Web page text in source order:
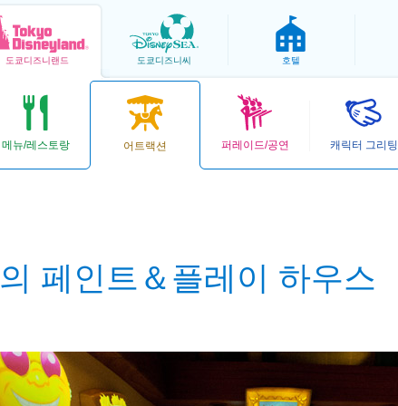
도쿄디즈니랜드 도쿄디즈니씨 호텔
메뉴/레스토랑 어트랙션 퍼레이드/공연 캐릭터 그리팅
페인트＆플레이 하우스